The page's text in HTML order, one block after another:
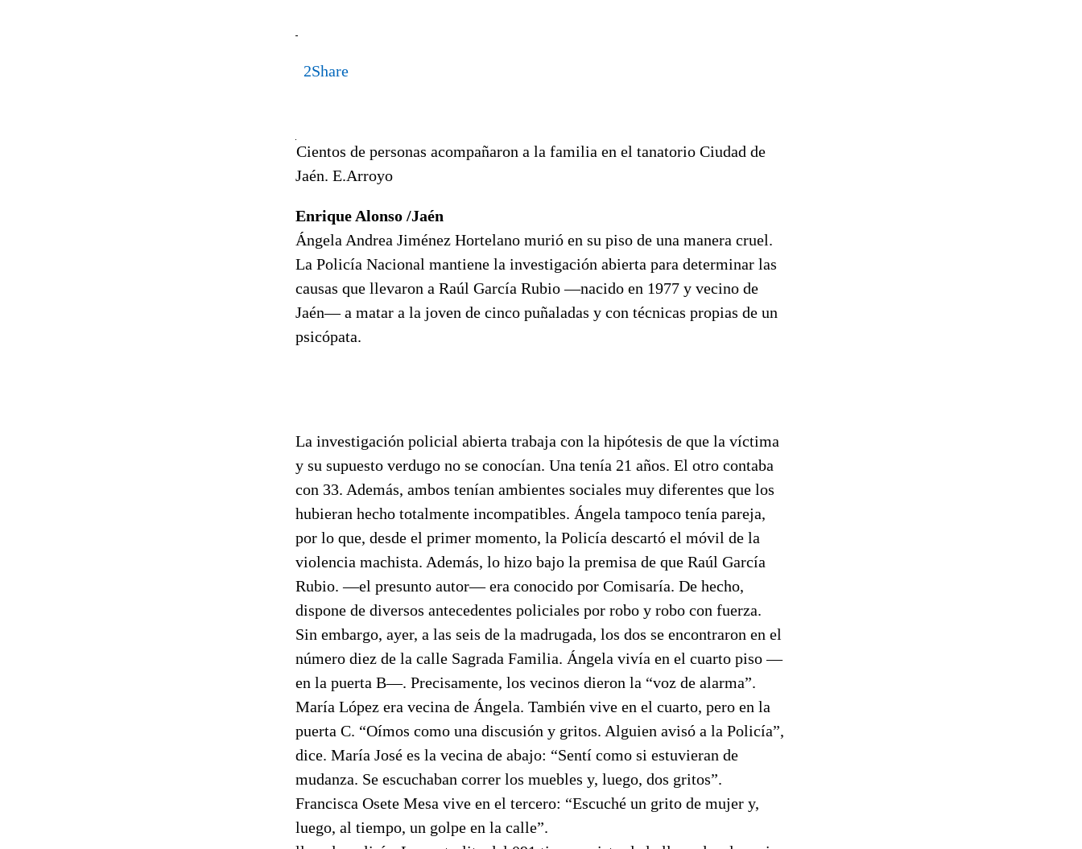
2Share
Cientos de personas acompañaron a la familia en el tanatorio Ciudad de
Jaén. E.Arroyo
Enrique Alonso /Jaén
Ángela Andrea Jiménez Hortelano murió en su piso de una manera cruel.
La Policía Nacional mantiene la investigación abierta para determinar las
causas que llevaron a Raúl García Rubio —nacido en 1977 y vecino de
Jaén— a matar a la joven de cinco puñaladas y con técnicas propias de un
psicópata.
La investigación policial abierta trabaja con la hipótesis de que la víctima
y su supuesto verdugo no se conocían. Una tenía 21 años. El otro contaba
con 33. Además, ambos tenían ambientes sociales muy diferentes que los
hubieran hecho totalmente incompatibles. Ángela tampoco tenía pareja,
por lo que, desde el primer momento, la Policía descartó el móvil de la
violencia machista. Además, lo hizo bajo la premisa de que Raúl García
Rubio. —el presunto autor— era conocido por Comisaría. De hecho,
dispone de diversos antecedentes policiales por robo y robo con fuerza.
Sin embargo, ayer, a las seis de la madrugada, los dos se encontraron en el
número diez de la calle Sagrada Familia. Ángela vivía en el cuarto piso —
en la puerta B—. Precisamente, los vecinos dieron la “voz de alarma”.
María López era vecina de Ángela. También vive en el cuarto, pero en la
puerta C. “Oímos como una discusión y gritos. Alguien avisó a la Policía”,
dice. María José es la vecina de abajo: “Sentí como si estuvieran de
mudanza. Se escuchaban correr los muebles y, luego, dos gritos”.
Francisca Osete Mesa vive en el tercero: “Escuché un grito de mujer y,
luego, al tiempo, un golpe en la calle”.